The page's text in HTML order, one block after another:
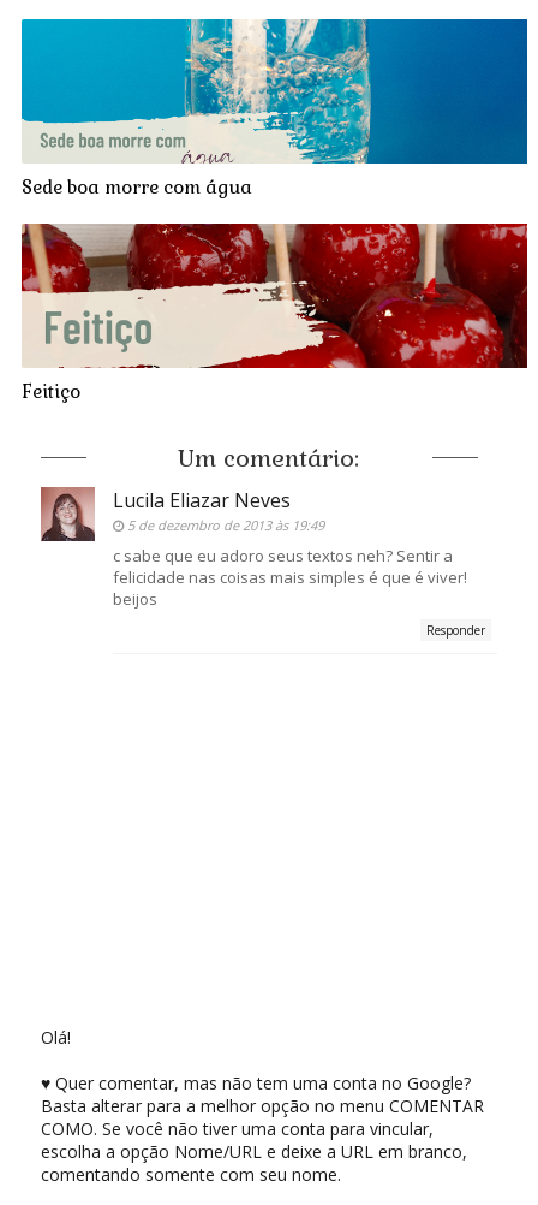
Sede boa morre com água
Feitiço
Um comentário:
Lucila Eliazar Neves
5 de dezembro de 2013 às 19:49
c sabe que eu adoro seus textos neh? Sentir a
felicidade nas coisas mais simples é que é viver!
beijos
Responder
Olá!
♥ Quer comentar, mas não tem uma conta no Google?
Basta alterar para a melhor opção no menu COMENTAR
COMO. Se você não tiver uma conta para vincular,
escolha a opção Nome/URL e deixe a URL em branco,
comentando somente com seu nome.